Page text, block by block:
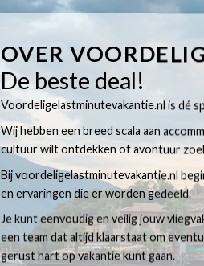
OVER
De beste deal!
Voordeligelastminutevakantie.nl is dé
Wij hebben een breed scala aan
cultuur wilt ontdekken of avontuur
Bij voordeligelastminutevakantie.nl
en ervaringen die er worden gedeeld.
Je kunt eenvoudig en veilig jouw
een team dat altijd klaarstaat om
gerust hart op vakantie kunt gaan.